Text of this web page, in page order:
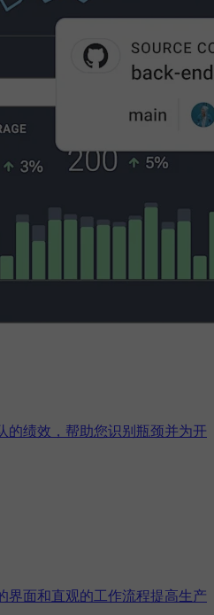
的绩效，帮助您识别瓶颈并为开
界面和直观的工作流程提高生产